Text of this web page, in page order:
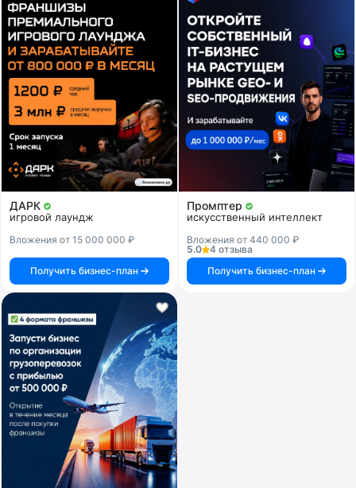
ДАРК
игровой лаундж
Вложения от 15 000 000 ₽
Получить бизнес-план
Промптер
искусственный интеллект
Вложения от 440 000 ₽
5.0
4 отзыва
Получить бизнес-план